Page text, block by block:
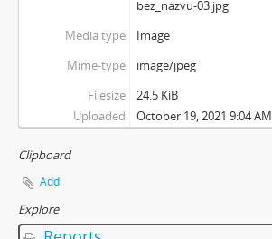
bez_nazvu-03.jpg
Media type
Image
Mime-type
image/jpeg
Filesize
24.5 KiB
Uploaded
October 19, 2021 9:04 AM
Clipboard
Add
Explore